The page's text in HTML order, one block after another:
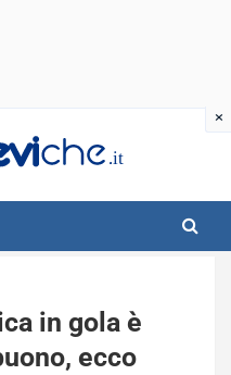
in gola è
ecco